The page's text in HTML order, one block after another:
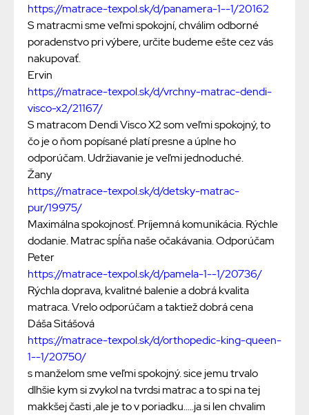
https://matrace-texpol.sk/d/panamera-1--1/20162
S matracmi sme veľmi spokojní, chválim odborné
poradenstvo pri výbere, určite budeme ešte cez vás
nakupovať.
Ervin
https://matrace-texpol.sk/d/vrchny-matrac-dendi-
visco-x2/21167/
S matracom Dendi Visco X2 som veľmi spokojný, to
čo je o ňom popísané platí presne a úplne ho
odporúčam. Udržiavanie je veľmi jednoduché.
Žany
https://matrace-texpol.sk/d/detsky-matrac-
pur/19975/
Maximálna spokojnosť. Príjemná komunikácia. Rýchle
dodanie. Matrac spĺňa naše očakávania. Odporúčam
Peter
https://matrace-texpol.sk/d/pamela-1--1/20736/
Rýchla doprava, kvalitné balenie a dobrá kvalita
matraca. Vrelo odporúčam a taktiež dobrá cena
Dáša Sitášová
https://matrace-texpol.sk/d/orthopedic-king-queen-
1--1/20750/
s manželom sme veľmi spokojný. sice jemu trvalo
dlhšie kym si zvykol na tvrdsi matrac a to spi na tej
makkšej časti ,ale je to v poriadku.....ja si len chvalim